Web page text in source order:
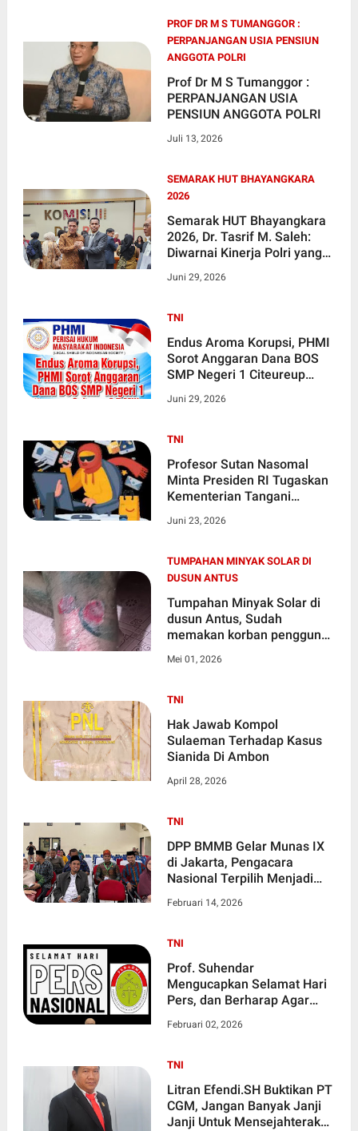
Hukum
PROF DR M S TUMANGGOR :
PERPANJANGAN USIA PENSIUN
ANGGOTA POLRI
Prof Dr M S Tumanggor :
PERPANJANGAN USIA
PENSIUN ANGGOTA POLRI
Juli 13, 2026
SEMARAK HUT BHAYANGKARA
2026
Semarak HUT Bhayangkara
2026, Dr. Tasrif M. Saleh:
Diwarnai Kinerja Polri yang
Juni 29, 2026
TNI
Endus Aroma Korupsi, PHMI
Sorot Anggaran Dana BOS
SMP Negeri 1 Citeureup
Juni 29, 2026
TNI
Profesor Sutan Nasomal
Minta Presiden RI Tugaskan
Kementerian Tangani
Agar Tipu Tipu Ditangkap!!!
Juni 23, 2026
TUMPAHAN MINYAK SOLAR DI
DUSUN ANTUS
Tumpahan Minyak Solar di
dusun Antus, Sudah
memakan korban pengguna
Mei 01, 2026
TNI
Hak Jawab Kompol
Sulaeman Terhadap Kasus
Sianida Di Ambon
April 28, 2026
TNI
DPP BMMB Gelar Munas IX
di Jakarta, Pengacara
Nasional Terpilih Menjadi
periode 2026-2030
Februari 14, 2026
TNI
Prof. Suhendar
Mengucapkan Selamat Hari
Pers, dan Berharap Agar
Kebebasan Pers di Seluruh
Februari 02, 2026
TNI
Litran Efendi.SH Buktikan PT
CGM, Jangan Banyak Janji
Janji Untuk Mensejahterakan